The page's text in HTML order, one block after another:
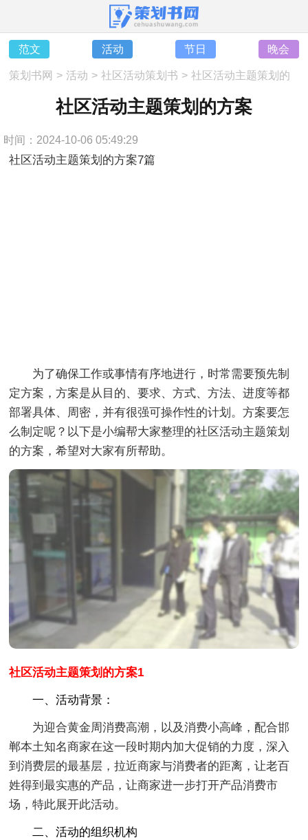
范文 活动 节日 晚会
策划书网 > 活动 > 社区活动策划书 > 社区活动主题策划的
社区活动主题策划的方案
时间：2024-10-06 05:49:29
社区活动主题策划的方案7篇
为了确保工作或事情有序地进行，时常需要预先制
定方案，方案是从目的、要求、方式、方法、进度等都
部署具体、周密，并有很强可操作性的计划。方案要怎
么制定呢？以下是小编帮大家整理的社区活动主题策划
的方案，希望对大家有所帮助。
社区活动主题策划的方案1
一、活动背景：
为迎合黄金周消费高潮，以及消费小高峰，配合邯
郸本土知名商家在这一段时期内加大促销的力度，深入
到消费层的最基层，拉近商家与消费者的距离，让老百
姓得到最实惠的产品，让商家进一步打开产品消费市
场，特此展开此活动。
二、活动的组织机构